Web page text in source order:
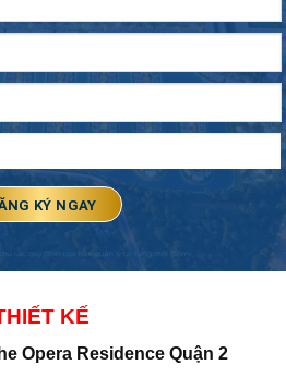
KẾ
Opera Residence Quận 2